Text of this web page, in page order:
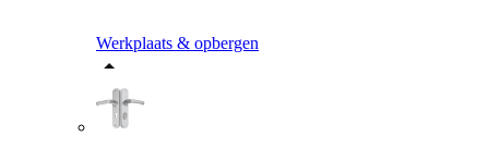
Werkplaats & opbergen